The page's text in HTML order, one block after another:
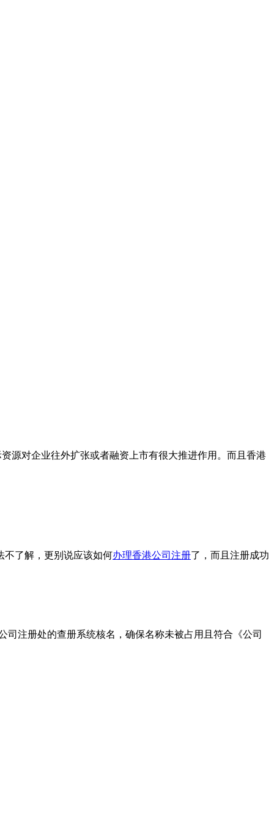
源对企业往外扩张或者融资上市有很大推进作用。而且香港
不了解，更别说应该如何办理香港公司注册了，而且注册成功
注册处的查册系统核名，确保名称未被占用且符合《公司